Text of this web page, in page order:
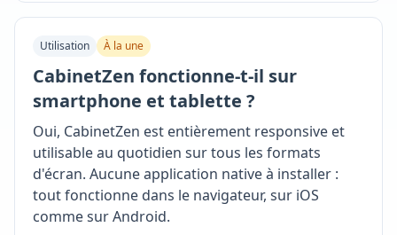
Utilisation À la une
CabinetZen fonctionne-t-il sur
smartphone et tablette ?
Oui, CabinetZen est entièrement responsive et
utilisable au quotidien sur tous les formats
d'écran. Aucune application native à installer :
tout fonctionne dans le navigateur, sur iOS
comme sur Android.